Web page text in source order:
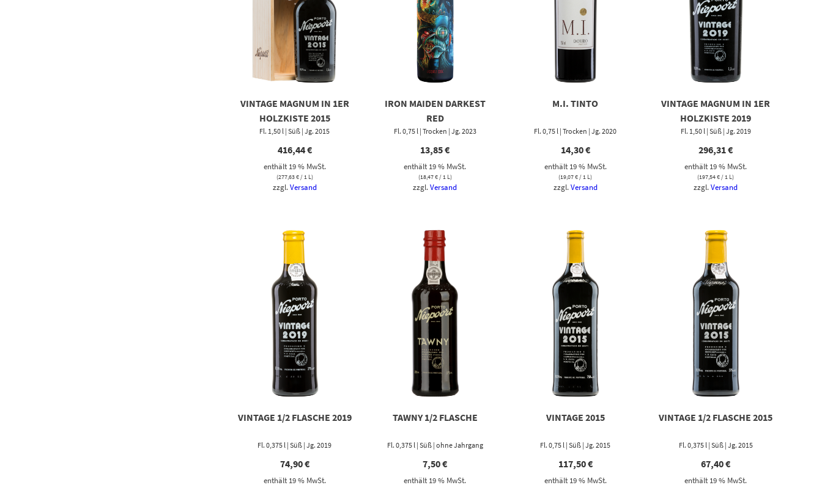
VINTAGE MAGNUM IN 1ER
HOLZKISTE 2015
Fl. 1,50 l | Süß | Jg. 2015
416,44€
enthält 19 % MwSt.
(277,63€/ 1 L)
zzgl.Versand
IRON MAIDEN DARKEST
RED
Fl. 0,75 l | Trocken | Jg. 2023
13,85€
enthält 19 % MwSt.
(18,47€/ 1 L)
zzgl.Versand
M.I. TINTO
Fl. 0,75 l | Trocken | Jg. 2020
14,30€
enthält 19 % MwSt.
(19,07€ / 1 L)
zzgl.Versand
VINTAGE MAGNUM IN 1ER
HOLZKISTE 2019
Fl. 1,50 l | Süß | Jg. 2019
296,31€
enthält 19 % MwSt.
(197,54€ / 1 L)
zzgl.Versand
VINTAGE 1/2 FLASCHE 2019
Fl. 0,375 l | Süß | Jg. 2019
74,90€
enthält 19 % MwSt.
TAWNY 1/2 FLASCHE
Fl. 0,375 l | Süß | ohne Jahrgang
7,50€
enthält 19 % MwSt.
VINTAGE 2015
Fl. 0,75 l | Süß | Jg. 2015
117,50€
enthält 19 % MwSt.
VINTAGE 1/2 FLASCHE 2015
Fl. 0,375 l | Süß | Jg. 2015
67,40€
enthält 19 % MwSt.